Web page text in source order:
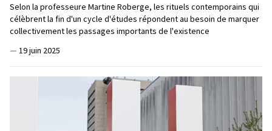
Selon la professeure Martine Roberge, les rituels contemporains qui
célèbrent la fin d'un cycle d'études répondent au besoin de marquer
collectivement les passages importants de l'existence
— 19 juin 2025